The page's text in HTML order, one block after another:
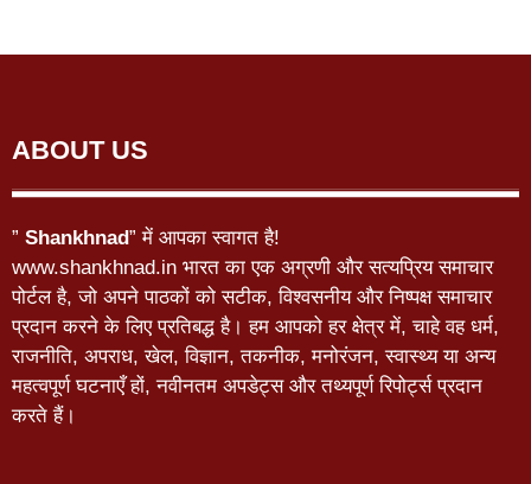
ABOUT US
” Shankhnad” में आपका स्वागत है!
www.shankhnad.in भारत का एक अग्रणी और सत्यप्रिय समाचार
पोर्टल है, जो अपने पाठकों को सटीक, विश्वसनीय और निष्पक्ष समाचार
प्रदान करने के लिए प्रतिबद्ध है। हम आपको हर क्षेत्र में, चाहे वह धर्म,
राजनीति, अपराध, खेल, विज्ञान, तकनीक, मनोरंजन, स्वास्थ्य या अन्य
महत्वपूर्ण घटनाएँ हों, नवीनतम अपडेट्स और तथ्यपूर्ण रिपोर्ट्स प्रदान
करते हैं।